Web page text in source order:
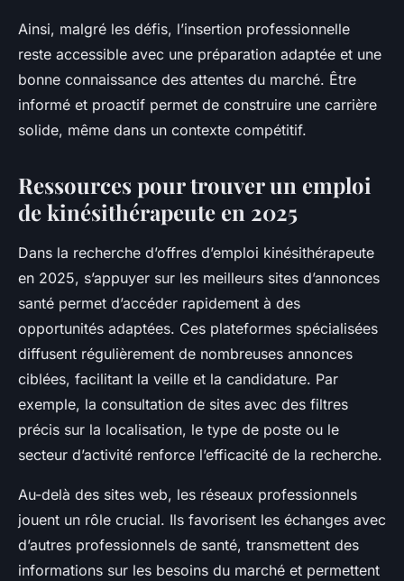
Ainsi, malgré les défis, l’insertion professionnelle
reste accessible avec une préparation adaptée et une
bonne connaissance des attentes du marché. Être
informé et proactif permet de construire une carrière
solide, même dans un contexte compétitif.
Ressources pour trouver un emploi
de kinésithérapeute en 2025
Dans la recherche d’offres d’emploi kinésithérapeute
en 2025, s’appuyer sur les meilleurs sites d’annonces
santé permet d’accéder rapidement à des
opportunités adaptées. Ces plateformes spécialisées
diffusent régulièrement de nombreuses annonces
ciblées, facilitant la veille et la candidature. Par
exemple, la consultation de sites avec des filtres
précis sur la localisation, le type de poste ou le
secteur d’activité renforce l’efficacité de la recherche.
Au-delà des sites web, les réseaux professionnels
jouent un rôle crucial. Ils favorisent les échanges avec
d’autres professionnels de santé, transmettent des
informations sur les besoins du marché et permettent